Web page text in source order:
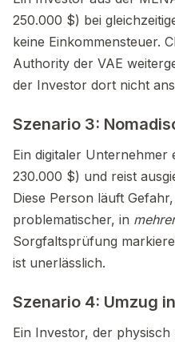
250.000 $) bei
keine Einkommensteuer.
Authority der VAE
der Investor dort nicht
Szenario 3:
Ein digitaler Unternehmer
230.000 $) und reist
Diese Person läuft
problematischer, in
Sorgfaltsprüfung
ist unerlässlich.
Szenario 4: Umzug
Ein Investor, der physisch